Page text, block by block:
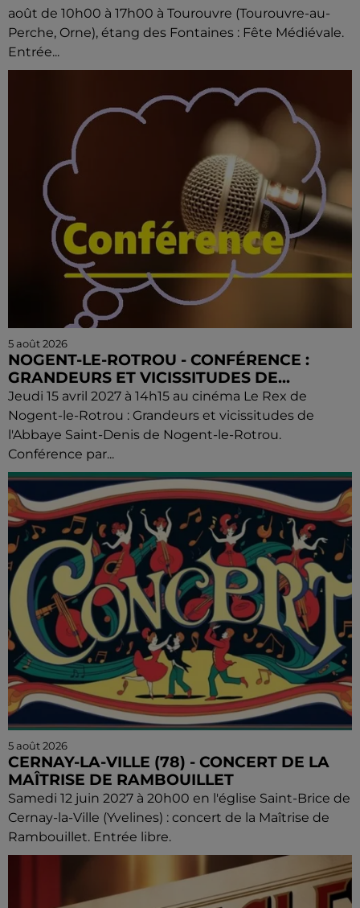
août de 10h00 à 17h00 à Tourouvre (Tourouvre-au-
Perche, Orne), étang des Fontaines : Fête Médiévale.
Entrée...
5 août 2026
NOGENT-LE-ROTROU - CONFÉRENCE :
GRANDEURS ET VICISSITUDES DE...
Jeudi 15 avril 2027 à 14h15 au cinéma Le Rex de
Nogent-le-Rotrou : Grandeurs et vicissitudes de
l'Abbaye Saint-Denis de Nogent-le-Rotrou.
Conférence par...
5 août 2026
CERNAY-LA-VILLE (78) - CONCERT DE LA
MAÎTRISE DE RAMBOUILLET
Samedi 12 juin 2027 à 20h00 en l'église Saint-Brice de
Cernay-la-Ville (Yvelines) : concert de la Maîtrise de
Rambouillet. Entrée libre.